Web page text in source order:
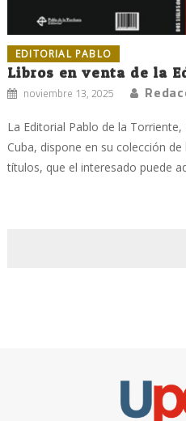
EDITORIAL PABLO
Libros en venta de la
noviembre 13, 2025
La Editorial Pablo de la
Cuba, dispone en su colección
títulos, que el interesado puede